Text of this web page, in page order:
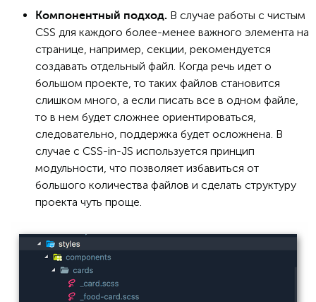
Компонентный подход. В случае работы с чистым
CSS для каждого более-менее важного элемента на
странице, например, секции, рекомендуется
создавать отдельный файл. Когда речь идет о
большом проекте, то таких файлов становится
слишком много, а если писать все в одном файле,
то в нем будет сложнее ориентироваться,
следовательно, поддержка будет осложнена. В
случае с CSS-in-JS используется принцип
модульности, что позволяет избавиться от
большого количества файлов и сделать структуру
проекта чуть проще.